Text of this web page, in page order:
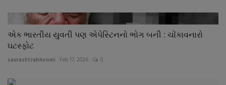
એક ભારતીય યુવતી પણ એપેસ્ટિનનો ભોગ બની : ચોંકાવનારો
ઘટસ્ફોટ
saurashtrabhoomi Feb 17, 2026 0